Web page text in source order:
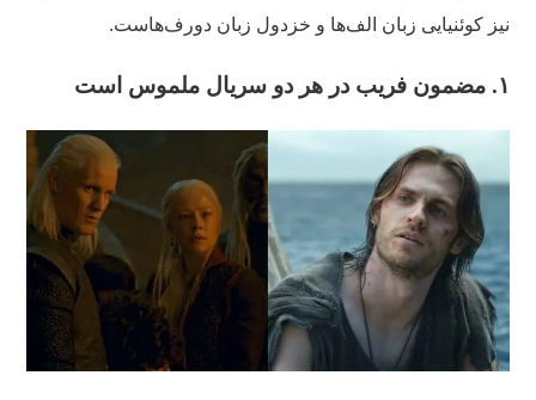
نیز کوئنیایی زبان الف‌ها و خزدول زبان دورف‌هاست.
۱. مضمون فریب در هر دو سریال ملموس است